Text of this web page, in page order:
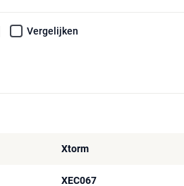
Vergelijken
Xtorm
XEC067